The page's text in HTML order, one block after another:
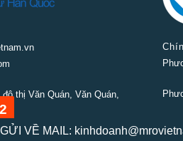
thị Văn Quán, Văn Quán,
365 - 02435 642 966
VỀ MAIL: